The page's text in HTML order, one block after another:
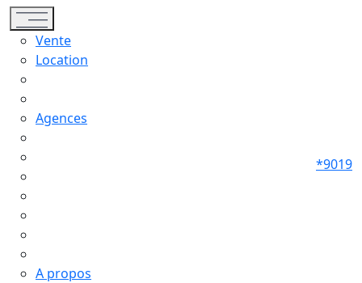
Toggle navigation
Vente
Location
Agences
A propos
*9019